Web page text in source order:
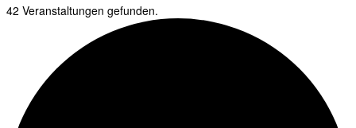
42 Veranstaltungen gefunden.